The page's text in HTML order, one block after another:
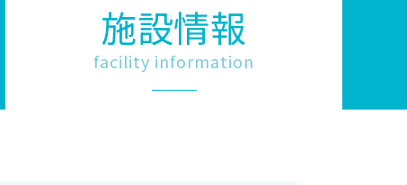
施設情報
facility information